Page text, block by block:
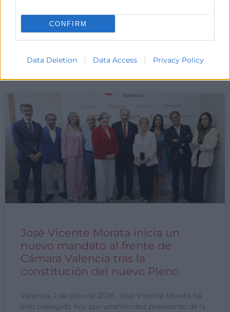
CONFIRM
Data Deletion Data Access Privacy Policy
3 de julio de 2026
José Vicente Morata inicia un
nuevo mandato al frente de
Cámara Valencia tras la
constitución del nuevo Pleno
Valencia, 1 de julio de 2026. José Vicente Morata ha
sido reelegido hoy por unanimidad presidente de la